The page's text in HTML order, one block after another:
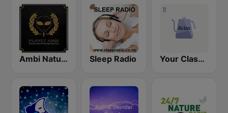
Ambi Nature Radio Sleep Radio Your Classical Relax